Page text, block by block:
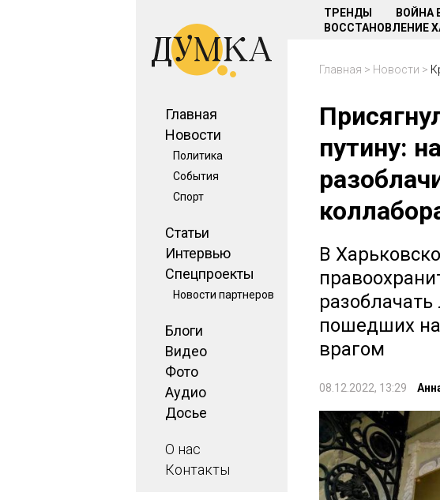
Главная
Новости
Политика
События
Спорт
Статьи
Интервью
Спецпроекты
Новости партнеров
Блоги
Видео
Фото
Аудио
Досье
О нас
Контакты
ТРЕНДЫ
ВОЙНА
ВОССТАНОВЛЕНИЕ
Главная > Новости >
путину:
В
пошедших на
врагом
08.12.2022, 13:29